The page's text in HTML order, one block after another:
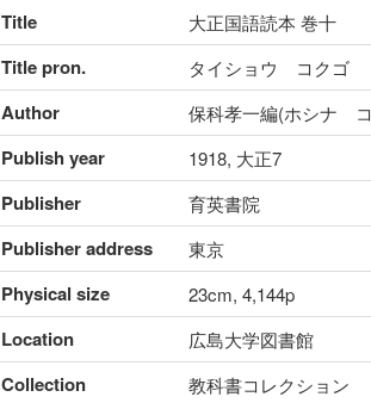
Title 大正国語読本 巻十
Title pron. タイショウ コクゴ
Author 保科孝一編(ホシナ
Publish year 1918, 大正7
Publisher 育英書院
Publisher address 東京
Physical size 23cm, 4,144p
Location 広島大学図書館
Collection 教科書コレクション